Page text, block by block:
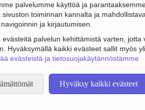
palvelumme käyttöä ja
toiminnan kannalta ja
navigoinnin ja kirjautumisen.
palvelun kehittämistä varten, jotta
Hyväksymällä kaikki evästeet sallit myös
evästeistä ja tietosuojakäytännöstämme
Hyväksy kaikki evästeet
päätoimiala on Muu kiinteistöjen